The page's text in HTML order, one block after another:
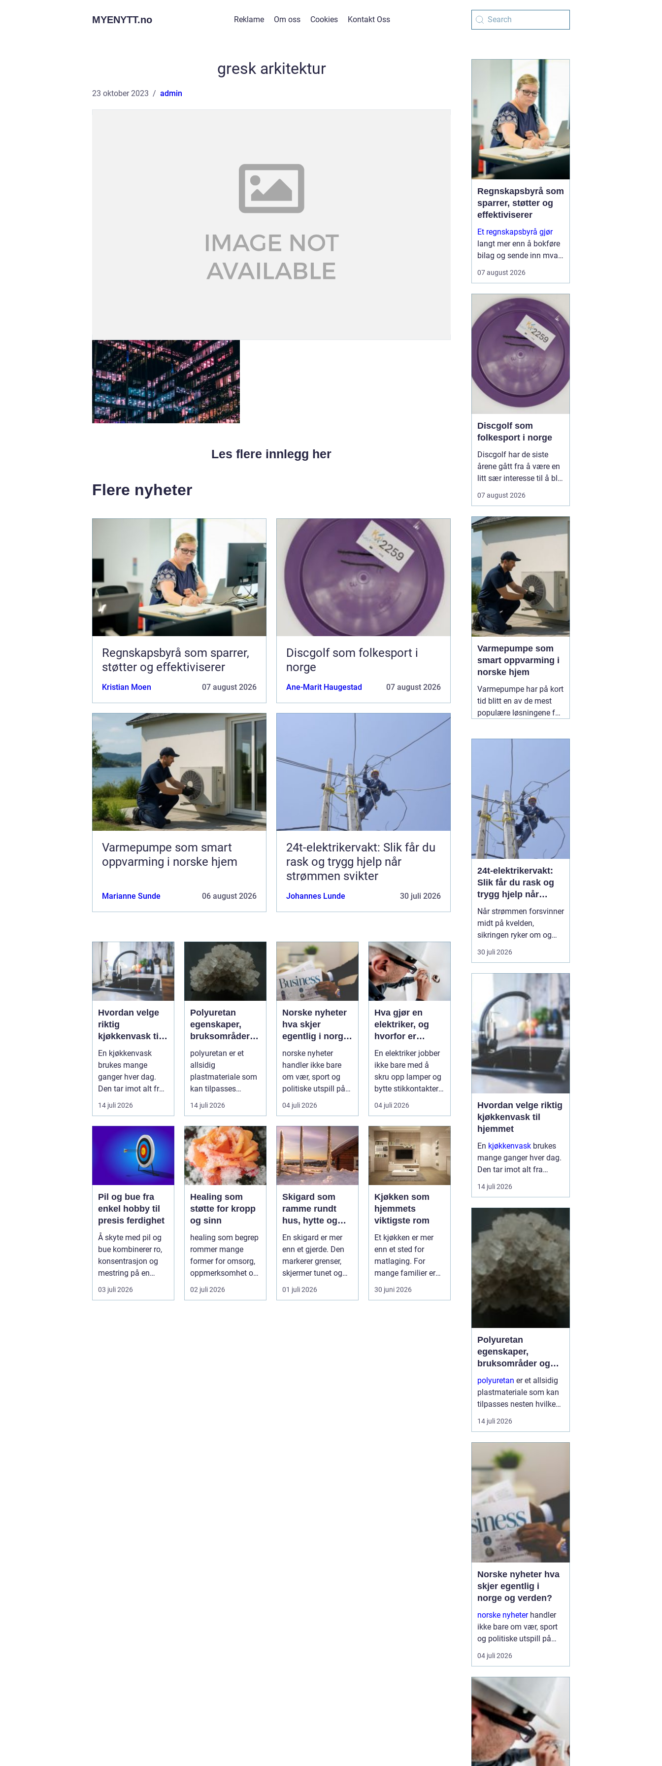
MYENYTT.no Reklame Om oss Cookies Kontakt Oss
gresk arkitektur
23 oktober 2023 admin
Les flere innlegg her
Flere nyheter
Regnskapsbyrå som sparrer,
støtter og effektiviserer
Kristian Moen 07 august 2026
Discgolf som folkesport i
norge
Ane-Marit Haugestad 07 august 2026
Varmepumpe som smart
oppvarming i norske hjem
Marianne Sunde 06 august 2026
24t-elektrikervakt: Slik får du
rask og trygg hjelp når
strømmen svikter
Johannes Lunde 30 juli 2026
Hvordan velge
riktig
kjøkkenvask til
hjemmet
En kjøkkenvask
brukes mange
ganger hver dag.
Den tar imot alt fra
tunge gryter til
skarpe kniver og ...
14 juli 2026
Polyuretan
egenskaper,
bruksområder
og fordeler i
industrien
polyuretan er et
allsidig
plastmateriale som
kan tilpasses
nesten hvilken som
helst oppgave. Fra
myk...
14 juli 2026
Norske nyheter
hva skjer
egentlig i norge
og verden?
norske nyheter
handler ikke bare
om vær, sport og
politiske utspill på
Stortinget.
Nyhetsbildet form...
04 juli 2026
Hva gjør en
elektriker, og
hvorfor er
fagkunnskap så
viktig?
En elektriker jobber
ikke bare med å
skru opp lamper og
bytte stikkontakter.
Yrket handler om
sikker...
04 juli 2026
Pil og bue fra
enkel hobby til
presis ferdighet
Å skyte med pil og
bue kombinerer ro,
konsentrasjon og
mestring på en
måte få andre
aktiviteter gjør...
03 juli 2026
Healing som
støtte for kropp
og sinn
healing som begrep
rommer mange
former for omsorg,
oppmerksomhet og
energiarbeid som
har som mål å s...
02 juli 2026
Skigard som
ramme rundt
hus, hytte og
kulturlandskap
En skigard er mer
enn et gjerde. Den
markerer grenser,
skjermer tunet og
holder dyr ute eller
inne, ...
01 juli 2026
Kjøkken som
hjemmets
viktigste rom
Et kjøkken er mer
enn et sted for
matlaging. For
mange familier er
det selve hjertet i
boligen, romm...
30 juni 2026
Regnskapsbyrå som
sparrer, støtter og
effektiviserer
Et regnskapsbyrå gjør
langt mer enn å bokføre
bilag og sende inn mva-
bedrifter fungerer byrået
økonomipartner,
kontrollinstans og
sparringspartner for
videre vekst. Når ...
07 august 2026
Discgolf som
folkesport i norge
Discgolf har de siste
årene gått fra å være en
litt sær interesse til å bli
utendørsaktivitetene i
oppdager hvor gøy,
sosialt og lavterskel
sporten er. Spillet
kombinerer presisjon,
teknikk og
naturopplevels...
07 august 2026
Varmepumpe som
smart oppvarming i
norske hjem
Varmepumpe har på kort
tid blitt en av de mest
populære løsningene for
Mange velger nå bort ren
lavere strømregning og
jevnere inneklima. En
august 2026
24t-elektrikervakt:
Slik får du rask og
trygg hjelp når
strømmen svikter
Når strømmen forsvinner
midt på kvelden,
sikringen ryker om og
om igjen, eller det lukter
svidd fra et stikkontakt,
elektrikervakt er en
tjeneste der autoriserte
elektrikere rykker ut ute...
30 juli 2026
Hvordan velge riktig
kjøkkenvask til
hjemmet
En kjøkkenvask brukes
mange ganger hver dag.
Den tar imot alt fra
tunge gryter til skarpe
kniver og varme
påvirker både hverdagen,
rengjøringen og uttrykket
på ...
14 juli 2026
Polyuretan
egenskaper,
bruksområder og
fordeler i industrien
polyuretan er et allsidig
plastmateriale som kan
tilpasses nesten hvilken
som helst oppgave. Fra
myke skum i møbler til
komponenter i
tungindustri, brukes
...
14 juli 2026
Norske nyheter hva
skjer egentlig i
norge og verden?
norske nyheterhandler
ikke bare om vær, sport
og politiske utspill på
Stortinget. Nyhetsbildet
formes i spennet mellom
økonomiske interesser,
teknologiske skift og
sosiale kamper. Den
som ønsker ...
04 juli 2026